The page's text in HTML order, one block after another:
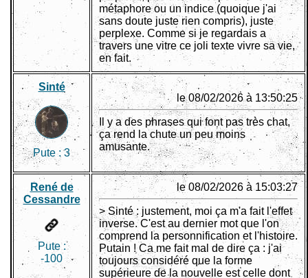
métaphore ou un indice (quoique j'ai
sans doute juste rien compris), juste
perplexe. Comme si je regardais a
travers une vitre ce joli texte vivre sa vie,
en fait.
Sinté
Pute :3
le 08/02/2026 à 13:50:25
Il y a des phrases qui font pas très chat,
ça rend la chute un peu moins
amusante.
René de
Cessandre
Pute :
-100
le 08/02/2026 à 15:03:27
> Sinté : justement, moi ça m'a fait l'effet
inverse. C'est au dernier mot que l'on
comprend la personnification et l'histoire.
Putain ! Ca me fait mal de dire ça : j'ai
toujours considéré que la forme
supérieure de la nouvelle est celle dont